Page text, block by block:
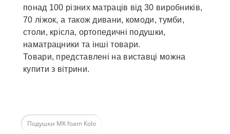
понад 100 різних матраців від 30 виробників,
70 ліжок, а також дивани, комоди, тумби,
столи, крісла, ортопедичні подушки,
наматрацники та інші товари.
Товари, представлені на виставці можна
купити з вітрини.
Подушки MK foam Kolo